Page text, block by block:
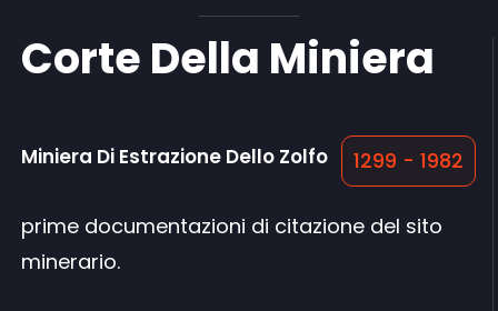
Corte Della Miniera
Miniera Di Estrazione Dello Zolfo 1299 - 1982
prime documentazioni di citazione del sito
minerario.